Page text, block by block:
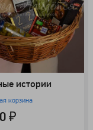
истории
корзина
₽